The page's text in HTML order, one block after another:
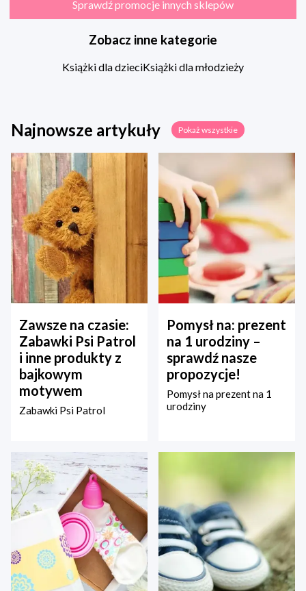
Sprawdź promocje innych sklepów
Zobacz inne kategorie
Książki dla dzieciKsiążki dla młodzieży
Najnowsze artykuły Pokaż wszystkie
Zawsze na czasie:
Zabawki Psi Patrol
i inne produkty z
bajkowym
motywem
Zabawki Psi Patrol
Pomysł na: prezent
na 1 urodziny –
sprawdź nasze
propozycje!
Pomysł na prezent na 1
urodziny